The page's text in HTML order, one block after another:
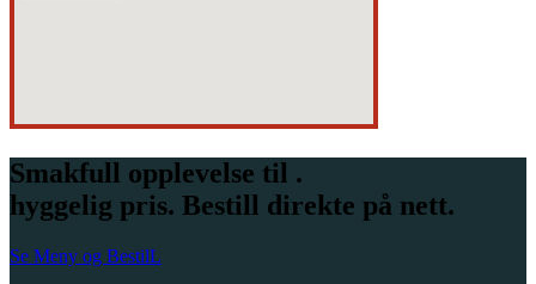
Smakfull opplevelse til .
hyggelig pris. Bestill direkte på nett.
Se Meny og BestilL